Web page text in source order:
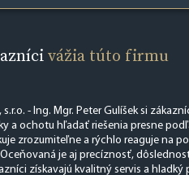
vážia túto firmu
- Ing. Mgr. Peter Gulíšek si
a ochotu hľadať riešenia presne
zrozumiteľne a rýchlo reaguje na
je aj precíznosť,
získavajú kvalitný servis a